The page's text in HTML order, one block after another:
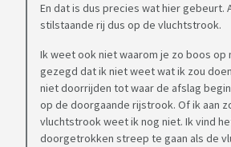
En dat is dus precies wat hier gebeurt.
stilstaande rij dus op de vluchtstrook.
Ik weet ook niet waarom je zo boos op
gezegd dat ik niet weet wat ik zou
niet doorrijden tot waar de afslag
op de doorgaande rijstrook. Of ik aan
vluchtstrook weet ik nog niet. Ik vind
doorgetrokken streep te gaan als de